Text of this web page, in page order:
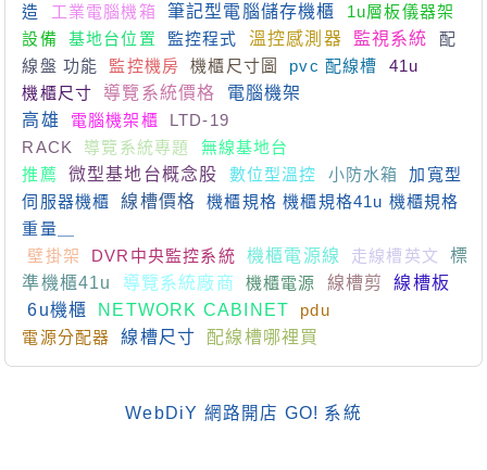
造
工業電腦機箱 筆記型電腦儲存機櫃
1u層板儀器架
設備
基地台位置 監控程式 溫控感測器 監視系統
配
線盤 功能
監控機房 機櫃尺寸圖 pvc 配線槽
41u
機櫃尺寸
導覽系統價格
電腦機架
高雄
電腦機架櫃
LTD-19
RACK
導覽系統專題
無線基地台
推薦
微型基地台概念股 數位型溫控 小防水箱
加寬型
伺服器機櫃
線槽價格
機櫃規格 機櫃規格41u 機櫃規格
重量＿
壁掛架
DVR中央監控系統 機櫃電源線 走線槽英文
標
準機櫃41u
導覽系統廠商 機櫃電源 線槽剪
線槽板
6u機櫃
NETWORK CABINET
pdu
電源分配器
線槽尺寸 配線槽哪裡買
WebDiY 網路開店 GO! 系統